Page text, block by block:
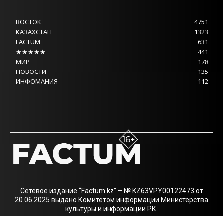
ВОСТОК
4751
КАЗАХСТАН
1323
FACTUM
631
★★★★★
441
МИР
178
НОВОСТИ
135
ИНФОМАНИЯ
112
Сетевое издание “Factum.kz” – № KZ63VPY00122473 от
20.06.2025 выдано Комитетом информации Министерства
культуры и информации РК.